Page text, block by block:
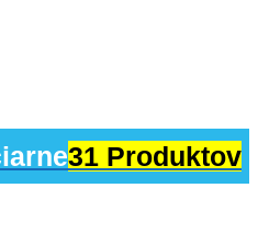
31 Produktov